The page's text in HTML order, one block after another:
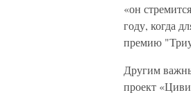
«он
году, когда
премию
Другим
проект